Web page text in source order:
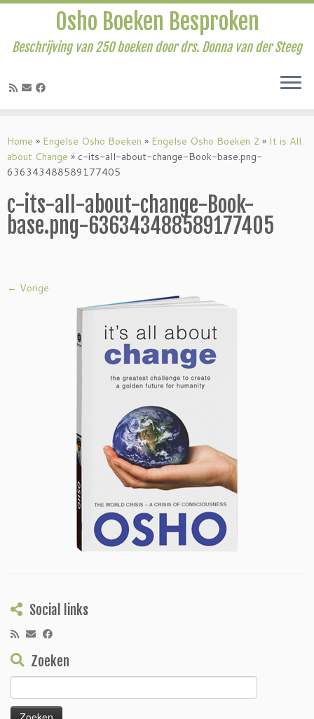
naar
inhoud
Osho Boeken Besproken
Beschrijving van 250 boeken door drs. Donna van der Steeg
Home » Engelse Osho Boeken » Engelse Osho Boeken 2 » It is All
about Change » c-its-all-about-change-Book-base.png-
636343488589177405
c-its-all-about-change-Book-
base.png-636343488589177405
← Vorige
Social links
Zoeken
naar: